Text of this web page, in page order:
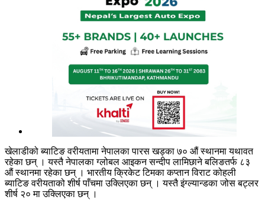
खेलाडीको ब्याटिङ वरीयतामा नेपालका पारस खड्का ७० औं स्थानमा यथावत
रहेका छन् । यस्तै नेपालका ग्लोबल आइकन सन्दीप लामिछाने बलिङतर्फ ८३
औं स्थानमा रहेका छन् । भारतीय क्रिकेट टिमका कप्तान विराट कोहली
ब्याटिङ वरीयताको शीर्ष पाँचमा उक्लिएका छन् । यस्तै इंग्ल्यान्डका जोस बट्लर
शीर्ष २० मा उक्लिएका छन् ।